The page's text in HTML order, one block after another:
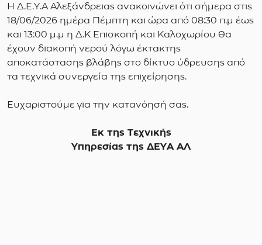
Η Δ.Ε.Υ.Α Αλεξάνδρειας ανακοινώνει ότι σήμερα στις
18/06/2026 ημέρα Πέμπτη και ώρα από 08:30 π.μ έως
και 13:00 μ.μ η Δ.Κ Επισκοπή και Καλοχωρίου θα
έχουν διακοπή νερού λόγω έκτακτης
αποκατάστασης βλάβης στο δίκτυο ύδρευσης από
τα τεχνικά συνεργεία της επιχείρησης.
Ευχαριστούμε για την κατανόησή σας.
Eκ της Τεχνικής
Υπηρεσίας της ΔΕΥΑ ΑΛ